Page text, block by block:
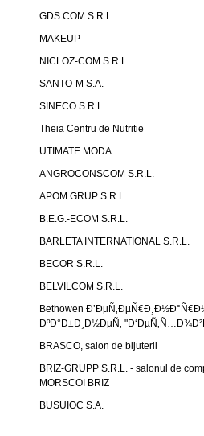
GDS COM S.R.L.
MAKEUP
NICLOZ-COM S.R.L.
SANTO-M S.A.
SINECO S.R.L.
Theia Centru de Nutritie
UTIMATE MODA
ANGROCONSCOM S.R.L.
APOM GRUP S.R.L.
B.E.G.-ECOM S.R.L.
BARLETA INTERNATIONAL S.R.L.
BECOR S.R.L.
BELVILCOM S.R.L.
Bethowen
ÐºÐ°Ð±Ð¸Ð½ÐµÑ‚
BRASCO, salon de bijuterii
BRIZ-GRUPP S.R.L. - salonul de
MORSCOI BRIZ
BUSUIOC S.A.